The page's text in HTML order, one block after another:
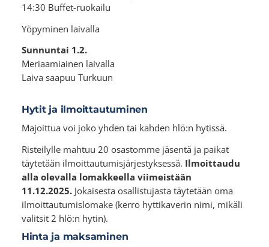
14:30 Buffet-ruokailu
Yöpyminen laivalla
Sunnuntai 1.2.
Meriaamiainen laivalla
Laiva saapuu Turkuun
Hytit ja ilmoittautuminen
Majoittua voi joko yhden tai kahden hlö:n hytissä.
Risteilylle mahtuu 20 osastomme jäsentä ja paikat
täytetään ilmoittautumisjärjestyksessä. Ilmoittaudu
alla olevalla lomakkeella viimeistään
11.12.2025.Jokaisesta osallistujasta täytetään oma
ilmoittautumislomake (kerro hyttikaverin nimi, mikäli
valitsit 2 hlö:n hytin).
Hinta ja maksaminen